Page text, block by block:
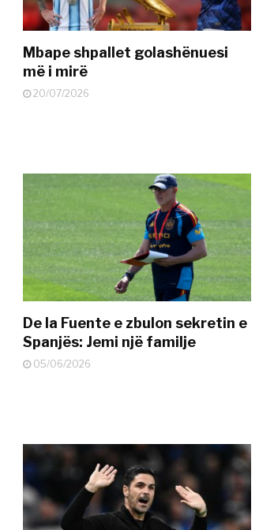
Mbape shpallet golashënuesi
më i mirë
20/07/2026
De la Fuente e zbulon sekretin e
Spanjës: Jemi një familje
05/06/2026